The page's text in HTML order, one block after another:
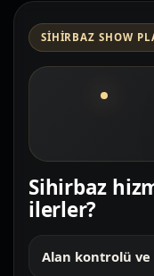
SIHIRBAZ SHOW
Sihirbaz
ilerler?
Alan kontrolü